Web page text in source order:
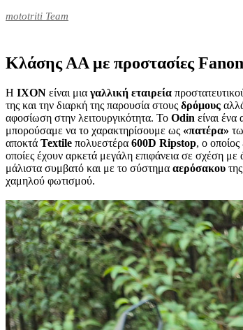
mototriti Team
Κλάσης ΑΑ με προστασίες
Η IXON είναι μια γαλλική εταιρεία
της και την διαρκή της παρουσία στους δρόμους
αφοσίωση στην λειτουργικότητα. Το Odin είναι
μπορούσαμε να το χαρακτηρίσουμε ως «πατέρα»
αποκτά Textile πολυεστέρα 600D Ripstop, ο οποίος
οποίες έχουν αρκετά μεγάλη επιφάνεια σε σχέση
μάλιστα συμβατό και με το σύστημα αερόσακου της
χαμηλού φωτισμού.